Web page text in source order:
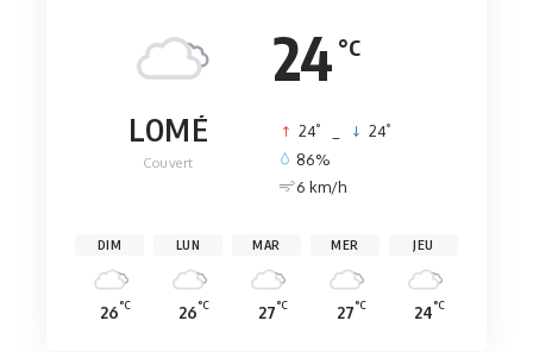
24 °C
LOMÉ
Couvert
24° 24°
86%
6 km/h
DIM
26°C
LUN
26°C
MAR
27°C
MER
27°C
JEU
24°C